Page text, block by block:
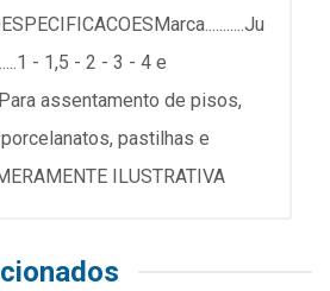
- 1,5 - 2 - 3 - 4 e
assentamento de pisos,
pastilhas e
ILUSTRATIVA